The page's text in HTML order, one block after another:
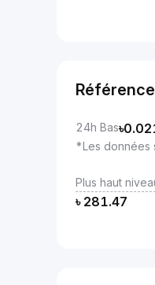
Référence
24h Bas৳
*Les données
Plus haut
৳ 281.47